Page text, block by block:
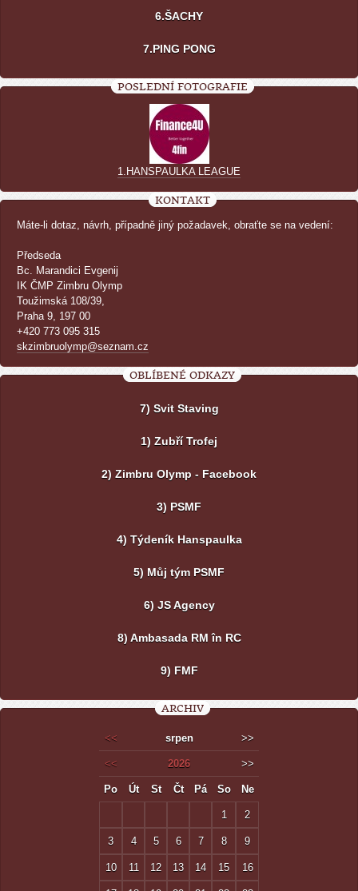
6.ŠACHY
7.PING PONG
POSLEDNÍ FOTOGRAFIE
1.HANSPAULKA LEAGUE
KONTAKT
Máte-li dotaz, návrh, případně jiný požadavek, obraťte se na vedení:
Předseda
Bc. Marandici Evgenij
IK ČMP Zimbru Olymp
Toužimská 108/39,
Praha 9, 197 00
+420 773 095 315
skzimbruolymp@seznam.cz
OBLÍBENÉ ODKAZY
7) Svit Staving
1) Zubří Trofej
2) Zimbru Olymp - Facebook
3) PSMF
4) Týdeník Hanspaulka
5) Můj tým PSMF
6) JS Agency
8) Ambasada RM în RC
9) FMF
ARCHIV
<< srpen >>
<< 2026 >>
Po Út St Čt Pá So Ne
1 2
3 4 5 6 7 8 9
10 11 12 13 14 15 16